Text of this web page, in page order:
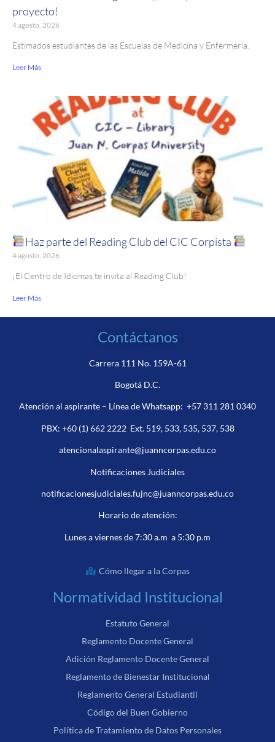
proyecto!
4 agosto, 2026
Estimados estudiantes de las Escuelas de Medicina y Enfermería.
Leer Más
Haz parte del Reading Club del CIC Corpista
4 agosto, 2026
¡El Centro de Idiomas te invita al Reading Club!
Leer Más
Contáctanos
Carrera 111 No. 159A-61
Bogotá D.C.
Atención al aspirante – Línea de Whatsapp: +57 311 281 0340
PBX: +60 (1) 662 2222Ext. 519, 533, 535, 537, 538
atencionalaspirante@juanncorpas.edu.co
Notificaciones Judiciales
notificacionesjudiciales.fujnc@juanncorpas.edu.co
Horario de atención:
Lunes a viernes de 7:30 a.m a 5:30 p.m
Cómo llegar a la Corpas
Normatividad Institucional
Estatuto General
Reglamento Docente General
Adición Reglamento Docente General
Reglamento de Bienestar Institucional
Reglamento General Estudiantil
Código del Buen Gobierno
Política de Tratamiento de Datos Personales